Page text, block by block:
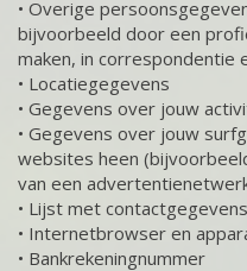
• Overige
bijvoorbeeld door een
maken, in correspondentie
• Locatiegegevens
• Gegevens over jouw
• Gegevens over jouw
websites heen
van een
• Lijst met
• Internetbrowser en
• Bankrekeningnummer